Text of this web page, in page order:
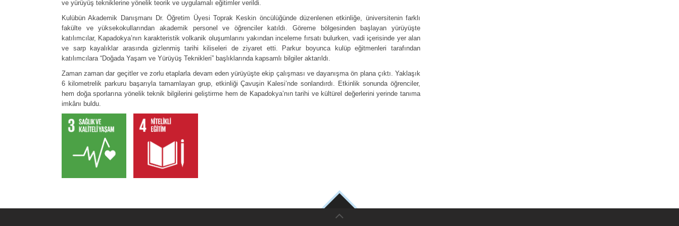
ve yürüyüş tekniklerine yönelik teorik ve uygulamalı eğitimler verildi.
Kulübün Akademik Danışmanı Dr. Öğretim Üyesi Toprak Keskin öncülüğünde düzenlenen etkinliğe, üniversitenin farklı
fakülte ve yüksekokullarından akademik personel ve öğrenciler katıldı. Göreme bölgesinden başlayan yürüyüşte
katılımcılar, Kapadokya’nın karakteristik volkanik oluşumlarını yakından inceleme fırsatı bulurken, vadi içerisinde yer alan
ve sarp kayalıklar arasında gizlenmiş tarihi kiliseleri de ziyaret etti. Parkur boyunca kulüp eğitmenleri tarafından
katılımcılara “Doğada Yaşam ve Yürüyüş Teknikleri” başlıklarında kapsamlı bilgiler aktarıldı.
Zaman zaman dar geçitler ve zorlu etaplarla devam eden yürüyüşte ekip çalışması ve dayanışma ön plana çıktı. Yaklaşık
6 kilometrelik parkuru başarıyla tamamlayan grup, etkinliği Çavuşin Kalesi’nde sonlandırdı. Etkinlik sonunda öğrenciler,
hem doğa sporlarına yönelik teknik bilgilerini geliştirme hem de Kapadokya’nın tarihi ve kültürel değerlerini yerinde tanıma
imkânı buldu.